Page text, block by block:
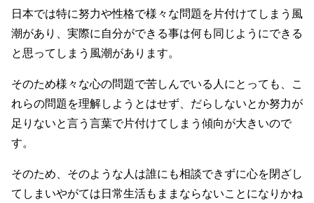
日本では特に努力や性格で様々な問題を片付けてしまう風
潮があり、実際に自分ができる事は何も同じようにできる
と思ってしまう風潮があります。
そのため様々な心の問題で苦しんでいる人にとっても、こ
れらの問題を理解しようとはせず、だらしないとか努力が
足りないと言う言葉で片付けてしまう傾向が大きいので
す。
そのため、そのような人は誰にも相談できずに心を閉ざし
てしまいやがては日常生活もままならないことになりかね